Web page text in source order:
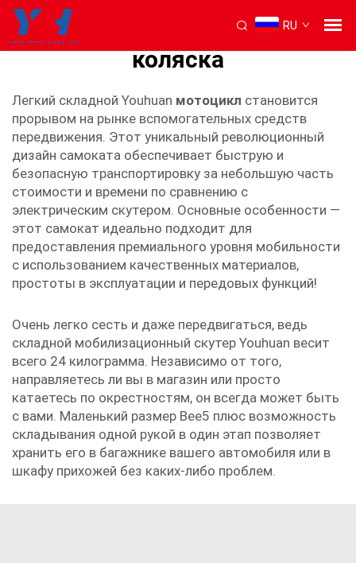
RU
легкая складная мобильная
коляска
Легкий складной Youhuan мотоцикл становится
прорывом на рынке вспомогательных средств
передвижения. Этот уникальный революционный
дизайн самоката обеспечивает быструю и
безопасную транспортировку за небольшую часть
стоимости и времени по сравнению с
электрическим скутером. Основные особенности —
этот самокат идеально подходит для
предоставления премиального уровня мобильности
с использованием качественных материалов,
простоты в эксплуатации и передовых функций!
Очень легко сесть и даже передвигаться, ведь
складной мобилизационный скутер Youhuan весит
всего 24 килограмма. Независимо от того,
направляетесь ли вы в магазин или просто
катаетесь по окрестностям, он всегда может быть
с вами. Маленький размер Bee5 плюс возможность
складывания одной рукой в один этап позволяет
хранить его в багажнике вашего автомобиля или в
шкафу прихожей без каких-либо проблем.